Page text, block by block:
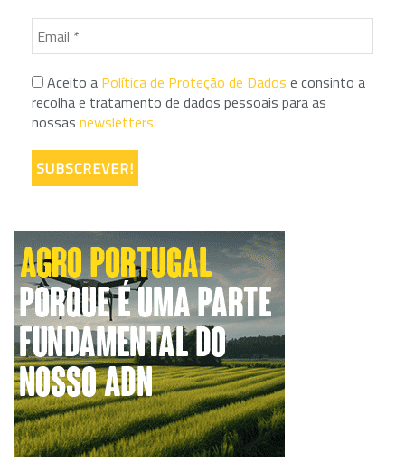
Aceito a Política de Proteção de Dados e consinto a
recolha e tratamento de dados pessoais para as
nossas newsletters.